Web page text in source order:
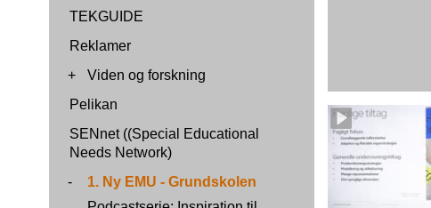
TEKGUIDE
Reklamer
+
Viden og forskning
Pelikan
SENnet ((Special Educational
Needs Network)
-
1. Ny EMU - Grundskolen